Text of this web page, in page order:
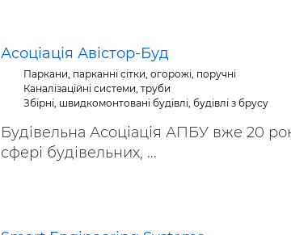
Асоціація Авістор-Буд
Паркани, парканні сітки, огорожі, поручні
Каналізаційні системи, труби
Збірні, швидкомонтовані будівлі, будівлі з брусу
Будівельна Асоціація АПБУ вже 20
сфері будівельних, ...